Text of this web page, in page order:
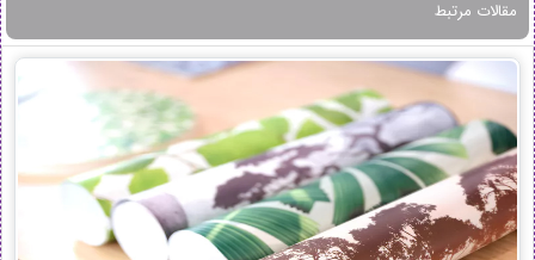
مقالات مرتبط